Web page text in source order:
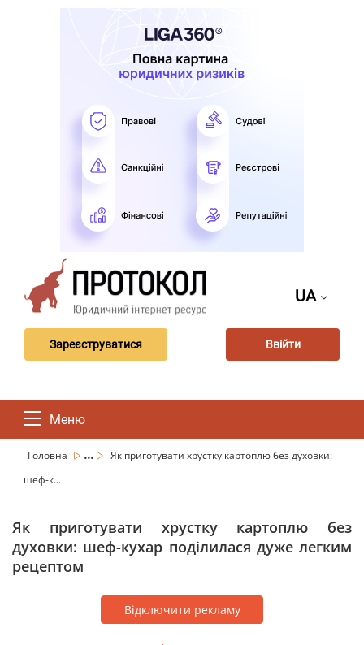
UA
Зареєструватися Ввійти
Меню
Головна ...
Як приготувати хрустку картоплю без духовки:
шеф-к...
Як приготувати хрустку картоплю без
духовки: шеф-кухар поділилася дуже легким
рецептом
Відключити рекламу